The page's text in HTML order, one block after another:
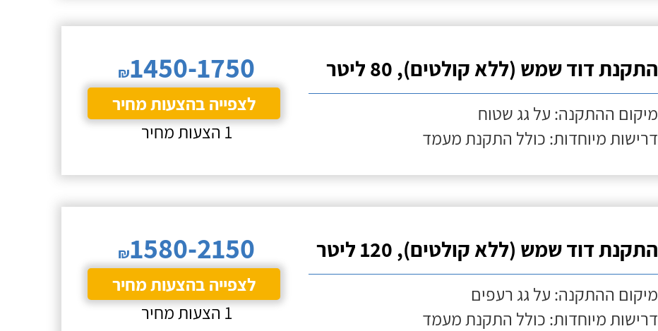
התקנת דוד שמש (ללא קולטים), 80 ליטר
מיקום ההתקנה: על גג שטוח
דרישות מיוחדות: כולל התקנת מעמד
₪1450-1750
לצפייה בהצעות מחיר
1 הצעות מחיר
התקנת דוד שמש (ללא קולטים), 120 ליטר
מיקום ההתקנה: על גג רעפים
דרישות מיוחדות: כולל התקנת מעמד
₪1580-2150
לצפייה בהצעות מחיר
1 הצעות מחיר